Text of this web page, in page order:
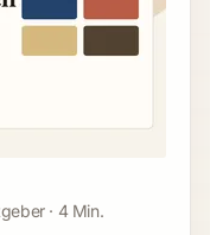
· 4 Min.